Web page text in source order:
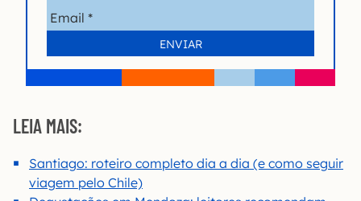
LEIA MAIS:
Santiago: roteiro completo dia a dia (e como seguir
viagem pelo Chile)